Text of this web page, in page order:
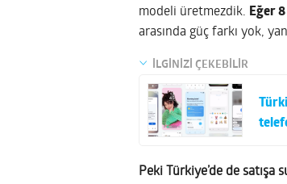
modeli üretmezdik. Eğer
arasında güç farkı yok,
İLGİNİZİ ÇEKEBİLİR
Peki Türkiye’de de satışa